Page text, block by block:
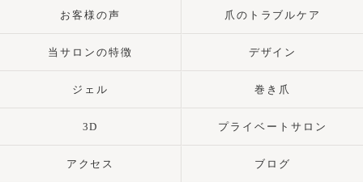
お客様の声 爪のトラブルケア
当サロンの特徴 デザイン
ジェル 巻き爪
3D プライベートサロン
アクセス ブログ